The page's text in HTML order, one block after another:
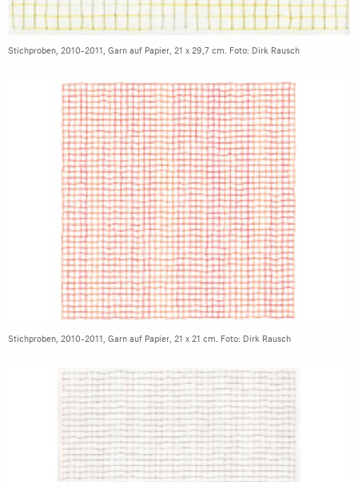
Stichproben, 2010-2011, Garn auf Papier, 21 x 29,7 cm. Foto: Dirk Rausch
Stichproben, 2010-2011, Garn auf Papier, 21 x 21 cm. Foto: Dirk Rausch